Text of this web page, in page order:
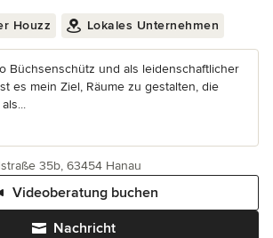
Houzz Lokales Unternehmen
Büchsenschütz und als leidenschaftlicher
es mein Ziel, Räume zu gestalten, die
Nachricht
Videoberatung buchen
35b, 63454 Hanau